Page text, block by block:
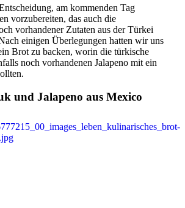
am kommenden Tag
vorzubereiten, das auch die
vorhandener Zutaten aus der Türkei
einigen Überlegungen hatten wir uns
Brot zu backen, worin die türkische
noch vorhandenen Jalapeno mit ein
und Jalapeno aus Mexico